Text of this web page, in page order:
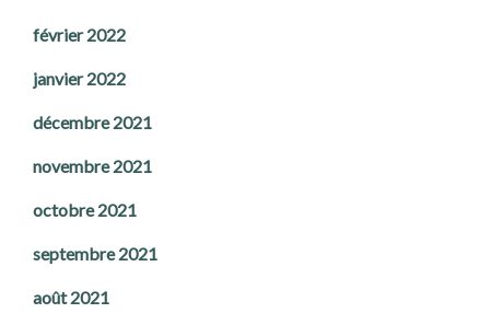
février 2022
janvier 2022
décembre 2021
novembre 2021
octobre 2021
septembre 2021
août 2021